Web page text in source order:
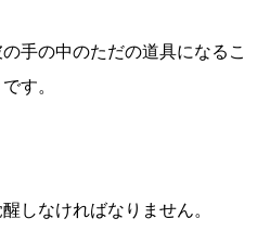
手の中のただの道具になるこ
す。
しなければなりません。